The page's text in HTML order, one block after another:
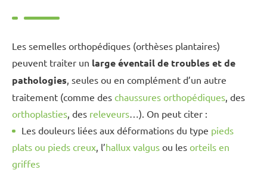
Les semelles orthopédiques (orthèses plantaires)
peuvent traiter un large éventail de troubles et de
pathologies , seules ou en complément d’un autre
traitement (comme des chaussures orthopédiques , des
orthoplasties , des releveurs …). On peut citer :
Les douleurs liées aux déformations du type pieds
plats ou pieds creux , l’hallux valgus ou les orteils en
griffes